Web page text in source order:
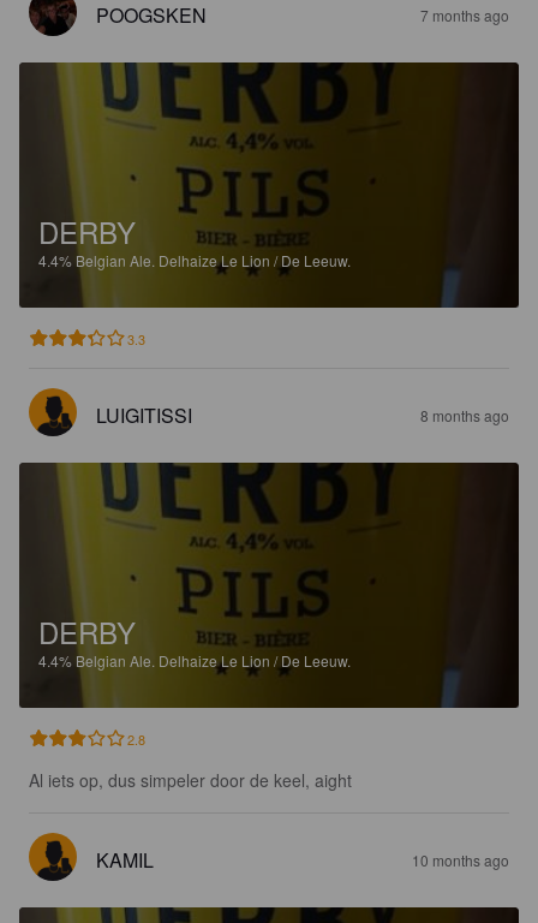
POOGSKEN 7 months ago
DERBY
4.4% Belgian Ale. Delhaize Le Lion / De Leeuw.
3.3
LUIGITISSI 8 months ago
DERBY
4.4% Belgian Ale. Delhaize Le Lion / De Leeuw.
2.8
Al iets op, dus simpeler door de keel, aight
KAMIL 10 months ago